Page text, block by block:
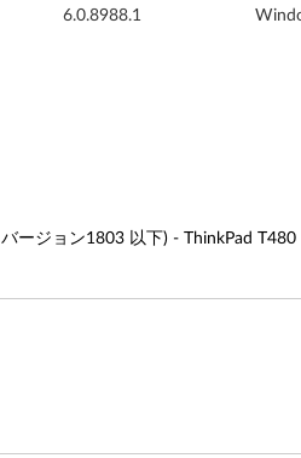
6.0.8988.1
ージョン1803 以下) - ThinkPad T480